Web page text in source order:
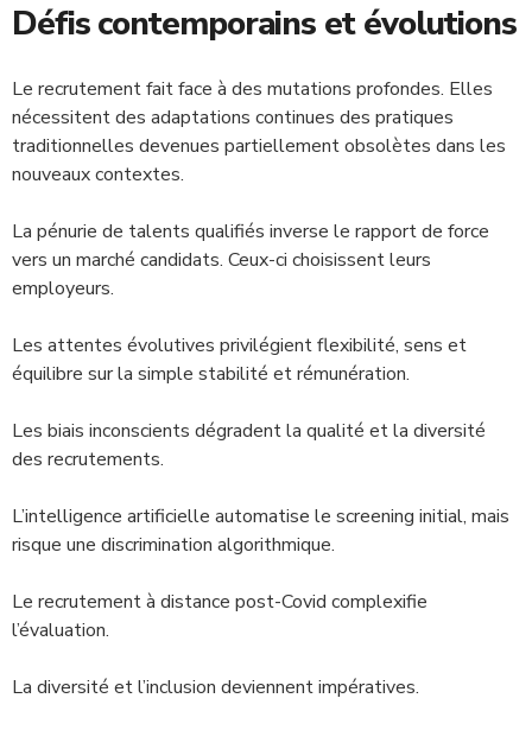
Défis contemporains et évolutions
Le recrutement fait face à des mutations profondes. Elles
nécessitent des adaptations continues des pratiques
traditionnelles devenues partiellement obsolètes dans les
nouveaux contextes.
La pénurie de talents qualifiés inverse le rapport de force
vers un marché candidats. Ceux-ci choisissent leurs
employeurs.
Les attentes évolutives privilégient flexibilité, sens et
équilibre sur la simple stabilité et rémunération.
Les biais inconscients dégradent la qualité et la diversité
des recrutements.
L’intelligence artificielle automatise le screening initial, mais
risque une discrimination algorithmique.
Le recrutement à distance post-Covid complexifie
l’évaluation.
La diversité et l’inclusion deviennent impératives.